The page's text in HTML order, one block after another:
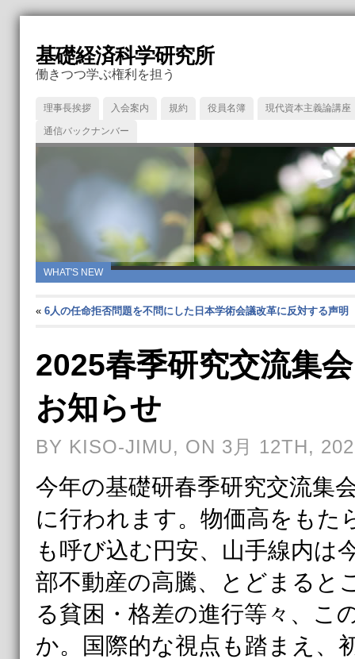
基礎経済科学研究所
働きつつ学ぶ権利を担う
理事長挨拶 入会案内 規約 役員名簿 現代資本主義論講座
通信バックナンバー
WHAT'S NEW
« 6人の任命拒否問題を不問にした日本学術会議改革に反対する声明
2025春季研究交流集
お知らせ
BY KISO-JIMU, ON 3月 12TH,
今年の基礎研春季研究交流集
に行われます。物価高をもた
も呼び込む円安、山手線内は
部不動産の高騰、とどまると
る貧困・格差の進行等々、こ
か。国際的な視点も踏まえ、